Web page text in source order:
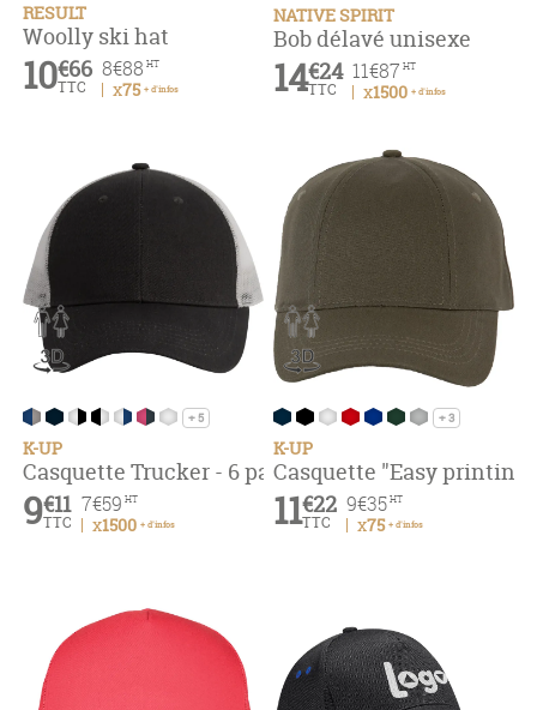
RESULT
Woolly ski hat
8€88 HT
x75 + d'infos
10€66
TTC
NATIVE SPIRIT
Bob délavé unisexe
11€87 HT
x1500 + d'infos
14€24
TTC
+ 5
K-UP
Casquette Trucker - 6 panneaux
7€59 HT
x1500 + d'infos
9€11
TTC
+ 3
K-UP
Casquette "Easy
9€35 HT
x75 + d'infos
11€22
TTC